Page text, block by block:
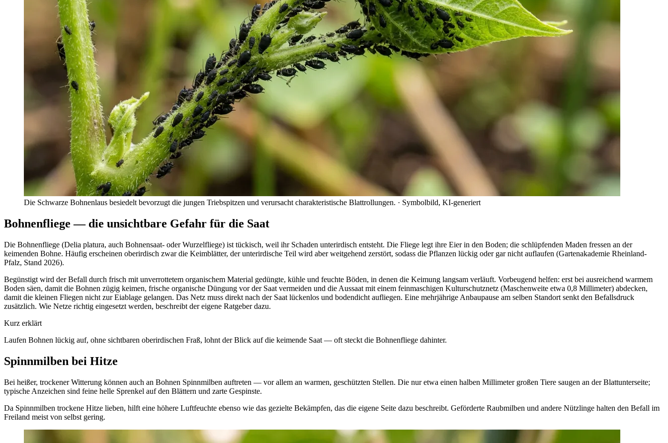
Die Schwarze Bohnenlaus besiedelt bevorzugt die jungen Triebspitzen und verursacht charakteristische Blattrollungen. · Symbolbild, KI-generiert
Bohnenfliege — die unsichtbare Gefahr für die Saat
Die Bohnenfliege (Delia platura, auch Bohnensaat- oder Wurzelfliege) ist tückisch, weil ihr Schaden unterirdisch entsteht. Die Fliege legt ihre Eier in den Boden; die schlüpfenden Maden fressen an der
keimenden Bohne. Häufig erscheinen oberirdisch zwar die Keimblätter, der unterirdische Teil wird aber weitgehend zerstört, sodass die Pflanzen lückig oder gar nicht auflaufen (Gartenakademie Rheinland-
Pfalz, Stand 2026).
Begünstigt wird der Befall durch frisch mit unverrottetem organischem Material gedüngte, kühle und feuchte Böden, in denen die Keimung langsam verläuft. Vorbeugend helfen: erst bei ausreichend warmem
Boden säen, damit die Bohnen zügig keimen, frische organische Düngung vor der Saat vermeiden und die Aussaat mit einem feinmaschigen Kulturschutznetz (Maschenweite etwa 0,8 Millimeter) abdecken,
damit die kleinen Fliegen nicht zur Eiablage gelangen. Das Netz muss direkt nach der Saat lückenlos und bodendicht aufliegen. Eine mehrjährige Anbaupause am selben Standort senkt den Befallsdruck
zusätzlich. Wie Netze richtig eingesetzt werden, beschreibt der eigene Ratgeber dazu.
Kurz erklärt
Laufen Bohnen lückig auf, ohne sichtbaren oberirdischen Fraß, lohnt der Blick auf die keimende Saat — oft steckt die Bohnenfliege dahinter.
Spinnmilben bei Hitze
Bei heißer, trockener Witterung können auch an Bohnen Spinnmilben auftreten — vor allem an warmen, geschützten Stellen. Die nur etwa einen halben Millimeter großen Tiere saugen an der Blattunterseite;
typische Anzeichen sind feine helle Sprenkel auf den Blättern und zarte Gespinste.
Da Spinnmilben trockene Hitze lieben, hilft eine höhere Luftfeuchte ebenso wie das gezielte Bekämpfen, das die eigene Seite dazu beschreibt. Geförderte Raubmilben und andere Nützlinge halten den Befall im
Freiland meist von selbst gering.